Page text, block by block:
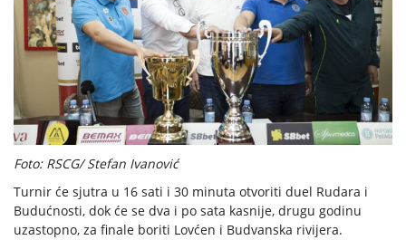
Foto: RSCG/ Stefan Ivanović
Turnir će sjutra u 16 sati i 30 minuta otvoriti duel Rudara i
Budućnosti, dok će se dva i po sata kasnije, drugu godinu
uzastopno, za finale boriti Lovćen i Budvanska rivijera.